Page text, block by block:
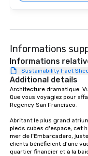
Informations
Informations
Sustainability Fact
Additional details
Architecture dramatique.
Que vous voyagiez pour
Regency San Francisco.
Abritant le plus grand
pieds cubes d'espace, cet
mer de l'Embarcadero,
clients bénéficient d'une
quartier financier et à la